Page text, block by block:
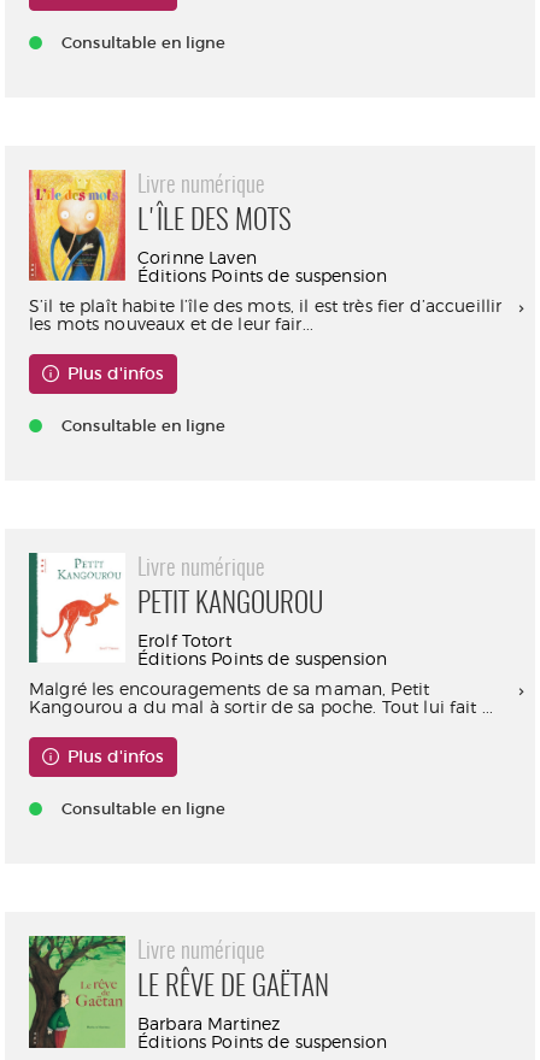
Consultable en ligne
Livre numérique
L'ÎLE DES MOTS
Corinne Laven
Éditions Points de suspension
S’il te plaît habite l’île des mots, il est très fier d’accueillir
les mots nouveaux et de leur fair...
Plus d'infos
Consultable en ligne
Livre numérique
PETIT KANGOUROU
Erolf Totort
Éditions Points de suspension
Malgré les encouragements de sa maman, Petit
Kangourou a du mal à sortir de sa poche. Tout lui fait ...
Plus d'infos
Consultable en ligne
Livre numérique
LE RÊVE DE GAËTAN
Barbara Martinez
Éditions Points de suspension